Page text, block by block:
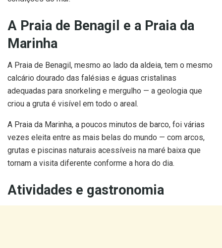
A Praia de Benagil e a Praia da
Marinha
A Praia de Benagil, mesmo ao lado da aldeia, tem o mesmo
calcário dourado das falésias e águas cristalinas
adequadas para snorkeling e mergulho — a geologia que
criou a gruta é visível em todo o areal.
A Praia da Marinha, a poucos minutos de barco, foi várias
vezes eleita entre as mais belas do mundo — com arcos,
grutas e piscinas naturais acessíveis na maré baixa que
tornam a visita diferente conforme a hora do dia.
Atividades e gastronomia